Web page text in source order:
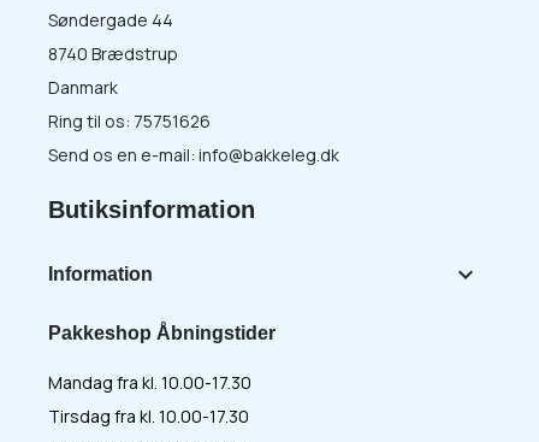
Pakkeshop Åbningstider
Mandag fra kl. 10.00-17.30
Tirsdag fra kl. 10.00-17.30
Søndergade 44
8740 Brædstrup
Danmark
Ring til os: 75751626
Send os en e-mail: info@bakkeleg.dk
Butiksinformation
Information 